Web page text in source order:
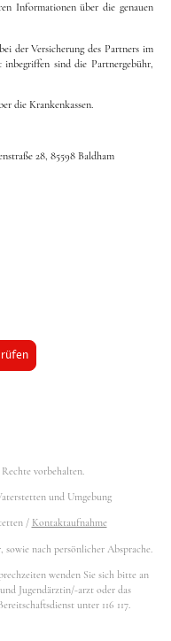
Informationen über die genauen
der Versicherung des Partners im
sind die Partnergebühr,
die Krankenkassen.
28, 85598 Baldham
vorbehalten.
und Umgebung
/ Kontaktaufnahme
nach persönlicher Absprache.
wenden Sie sich bitte an
Jugendärztin/-arzt oder das
unter 116 117.